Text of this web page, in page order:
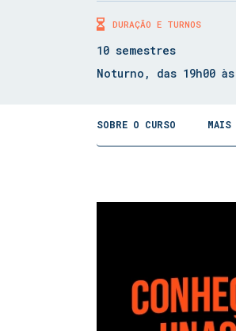
DURAÇÃO E TURNOS
10 semestres
Noturno, das 19h00 às
SOBRE O CURSO MAIS